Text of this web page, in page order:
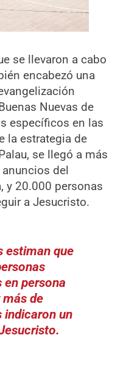
se llevaron a cabo
encabezó una
Nuevas de
específicos en las
la estrategia de
se llegó a más
del
y 20.000 personas
a Jesucristo.
estiman que
en persona
de
indicaron un